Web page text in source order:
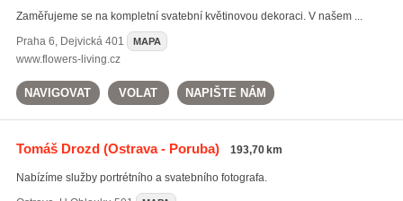
Zaměřujeme se na kompletní svatební květinovou dekoraci. V našem ...
Praha 6, Dejvická 401 MAPA
www.flowers-living.cz
NAVIGOVAT VOLAT NAPIŠTE NÁM
Tomáš Drozd(Ostrava - Poruba) 193,70 km
Nabízíme služby portrétního a svatebního fotografa.